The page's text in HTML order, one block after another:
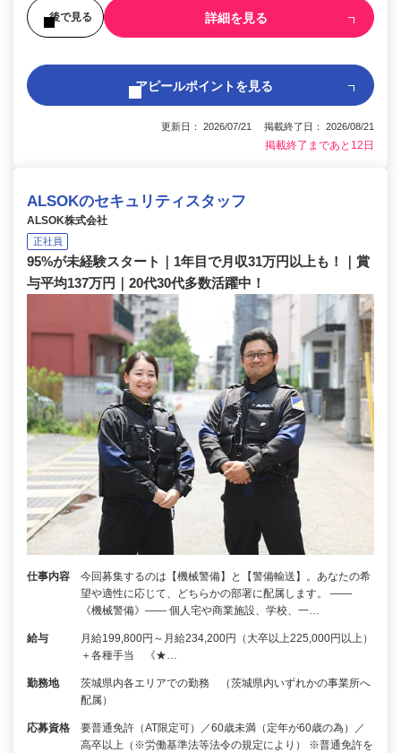
後で見る 詳細を見る
アピールポイントを見る
更新日： 2026/07/21 掲載終了日： 2026/08/21
掲載終了まであと12日
ALSOKのセキュリティスタッフ
ALSOK株式会社
正社員
95%が未経験スタート｜1年目で月収31万円以上も！｜賞
与平均137万円｜20代30代多数活躍中！
仕事内容
今回募集するのは【機械警備】と【警備輸送】。あなたの希
望や適性に応じて、どちらかの部署に配属します。 ――
《機械警備》―― 個人宅や商業施設、学校、一…
給与
月給199,800円～月給234,200円（大卒以上225,000円以上）
＋各種手当 《★…
勤務地
茨城県内各エリアでの勤務 （茨城県内いずれかの事業所へ
配属）
応募資格
要普通免許（AT限定可）／60歳未満（定年が60歳の為）／
高卒以上（※労働基準法等法令の規定により） ※普通免許を